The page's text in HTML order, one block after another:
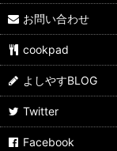
飲料
よしやす弁当
サイドメニュー
よしやすフェス
お問い合わせ
cookpad
よしやすBLOG
Twitter
Facebook